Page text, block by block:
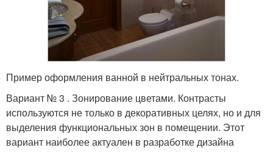
Пример оформления ванной в нейтральных тонах.
Вариант № 3 . Зонирование цветами. Контрасты
используются не только в декоративных целях, но и для
выделения функциональных зон в помещении. Этот
вариант наиболее актуален в разработке дизайна